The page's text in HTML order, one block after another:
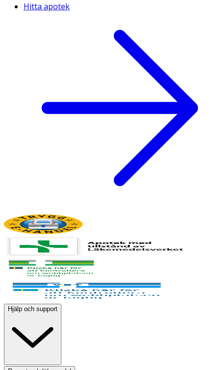
Hitta apotek
Hjälp och support